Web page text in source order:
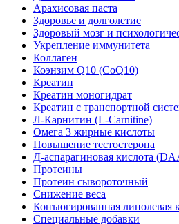
Арахисовая паста
Здоровье и долголетие
Здоровый мозг и
Укрепление иммунитета
Коллаген
Коэнзим Q10 (CoQ10)
Креатин
Креатин моногидрат
Креатин с транспортной
Л-Карнитин (L-Сarnitine)
Омега 3 жирные кислоты
Повышение тестостерона
Д-аспарагиновая кислота
Протеины
Протеин сывороточный
Снижение веса
Конъюгированная линолевая
Специальные добавки